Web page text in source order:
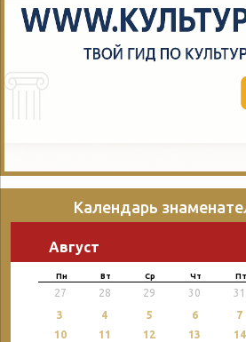
Календарь
Август
Пн Вт Ср Чт Пт
27 28 29 30 31
3 4 5 6 7
10
11 12 13 14